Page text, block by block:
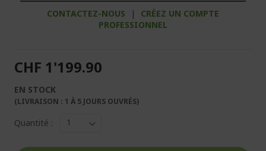
CONTACTEZ-NOUS |
CRÉEZ UN COMPTE
PROFESSIONNEL
CHF 1'199.90
EN STOCK
(LIVRAISON : 1 À 5 JOURS OUVRÉS)
Quantité :